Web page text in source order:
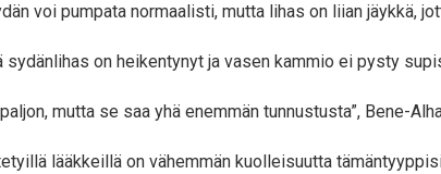
voi pumpata normaalisti, mutta lihas on liian jäykkä,
on heikentynyt ja vasen kammio ei pysty
mutta se saa yhä enemmän tunnustusta”, Bene-
lääkkeillä on vähemmän kuolleisuutta